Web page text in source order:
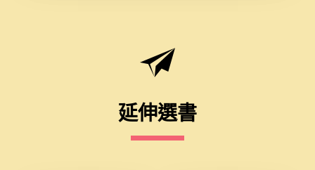
延伸選書